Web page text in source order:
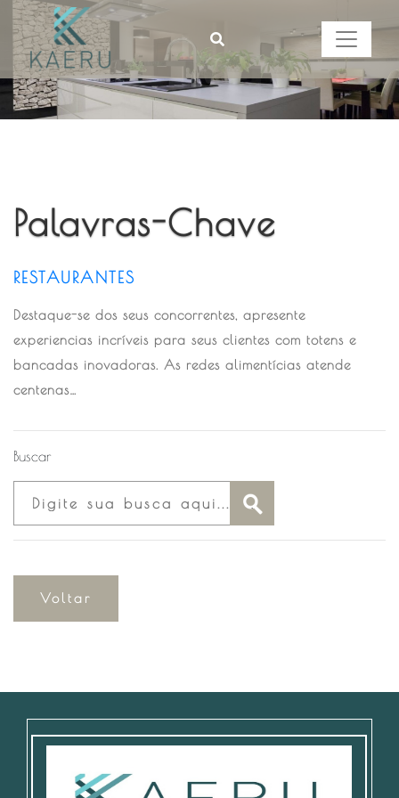
Palavras-Chave
RESTAURANTES
Destaque-se dos seus concorrentes, apresente
experiencias incríveis para seus clientes com totens e
bancadas inovadoras. As redes alimentícias atende
centenas…
Buscar
Voltar